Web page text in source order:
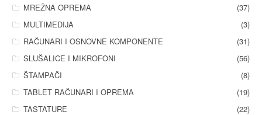
MREŽNA OPREMA
(37)
MULTIMEDIJA
(3)
RAČUNARI I OSNOVNE KOMPONENTE
(31)
SLUŠALICE I MIKROFONI
(56)
ŠTAMPAČI
(8)
TABLET RAČUNARI I OPREMA
(19)
TASTATURE
(22)